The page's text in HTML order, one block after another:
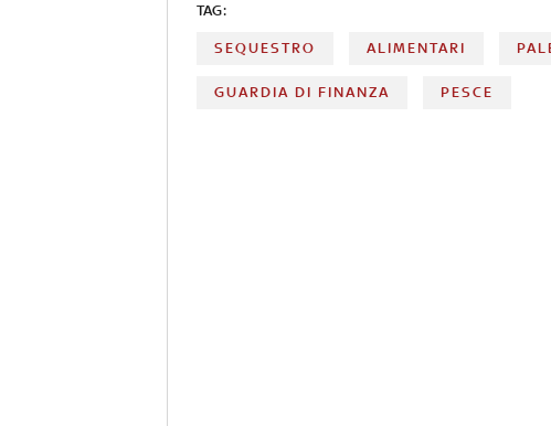
TAG:
SEQUESTRO ALIMENTARI
GUARDIA DI FINANZA PESCE